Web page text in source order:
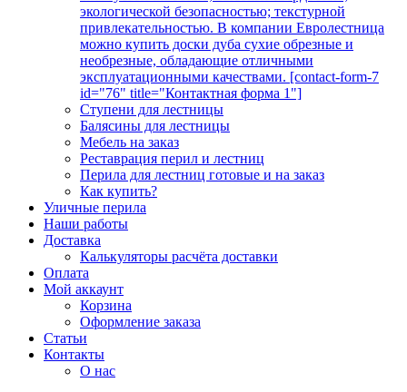
экологической безопасностью; текстурной
привлекательностью. В компании Евролестница
можно купить доски дуба сухие обрезные и
необрезные, обладающие отличными
эксплуатационными качествами. [contact-form-7
id="76" title="Контактная форма 1"]
Ступени для лестницы
Балясины для лестницы
Мебель на заказ
Реставрация перил и лестниц
Перила для лестниц готовые и на заказ
Как купить?
Уличные перила
Наши работы
Доставка
Калькуляторы расчёта доставки
Оплата
Мой аккаунт
Корзина
Оформление заказа
Статьи
Контакты
О нас